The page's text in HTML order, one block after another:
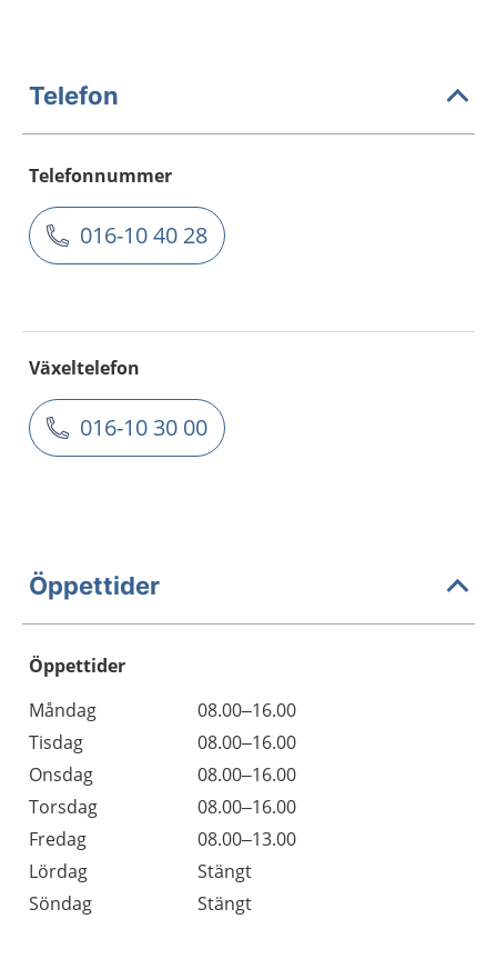
Telefon
Telefonnummer
016-10 40 28
Växeltelefon
016-10 30 00
Öppettider
Öppettider
Dag
Öppettider
Kommentarer
Måndag
08.00–16.00
Tisdag
08.00–16.00
Onsdag
08.00–16.00
Torsdag
08.00–16.00
Fredag
08.00–13.00
Lördag
Stängt
Söndag
Stängt